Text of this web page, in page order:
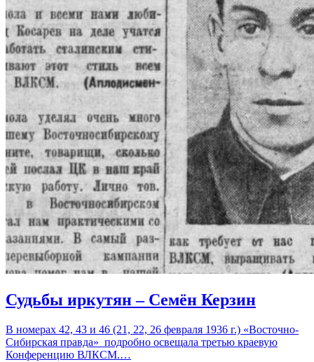
Судьбы иркутян – Семён Керзин
В номерах 42, 43 и 46 (21, 22, 26 февраля 1936 г.) «Восточно-
Сибирская правда» подробно освещала третью краевую
Конференцию ВЛКСМ.…